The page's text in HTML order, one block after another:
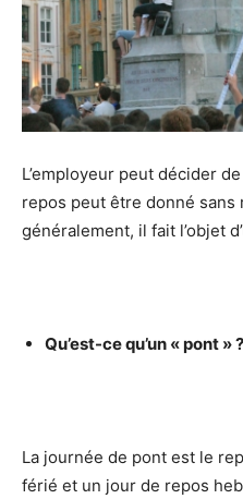
L’employeur peut décider
repos peut être donné sans
généralement, il fait l’objet
Qu’est-ce qu’un « pont » ?
La journée de pont est le
férié et un jour de repos